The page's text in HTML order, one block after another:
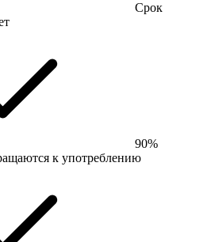
Срок
90%
к употреблению